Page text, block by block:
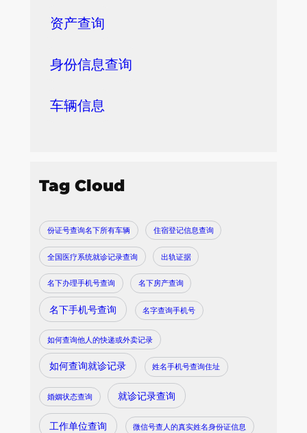
资产查询
身份信息查询
车辆信息
Tag Cloud
份证号查询名下所有车辆 住宿登记信息查询
全国医疗系统就诊记录查询 出轨证据
名下办理手机号查询 名下房产查询
名下手机号查询 名字查询手机号
如何查询他人的快递或外卖记录
如何查询就诊记录 姓名手机号查询住址
婚姻状态查询 就诊记录查询
工作单位查询 微信号查人的真实姓名身份证信息